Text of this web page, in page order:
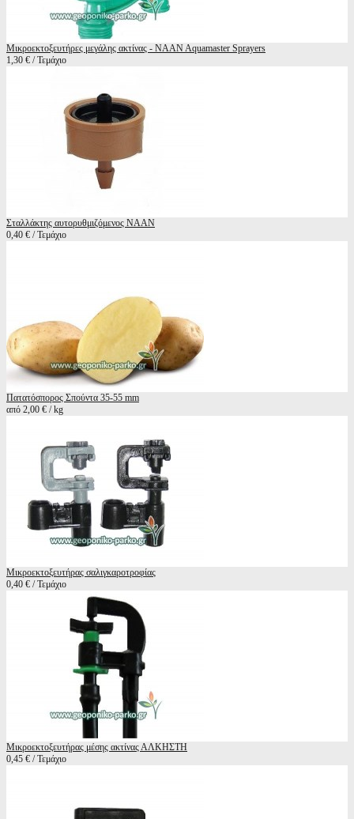
Μικροεκτοξευτήρες μεγάλης ακτίνας - NAAN Aquamaster Sprayers
1,30 € / Τεμάχιο
Σταλλάκτης αυτορυθμιζόμενος NAAN
0,40 € / Τεμάχιο
Πατατόσπορος Σπούντα 35-55 mm
από 2,00 € / kg
Μικροεκτοξευτήρας σαλιγκαροτροφίας
0,40 € / Τεμάχιο
Μικροεκτοξευτήρας μέσης ακτίνας ΑΛΚΗΣΤΗ
0,45 € / Τεμάχιο